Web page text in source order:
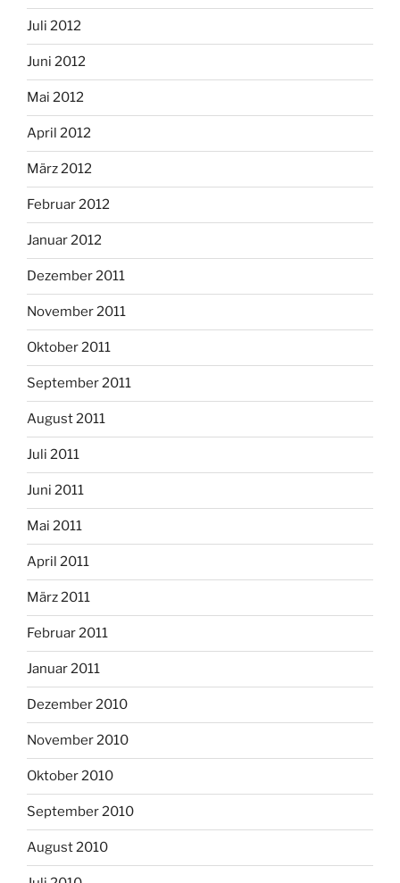
Juli 2012
Juni 2012
Mai 2012
April 2012
März 2012
Februar 2012
Januar 2012
Dezember 2011
November 2011
Oktober 2011
September 2011
August 2011
Juli 2011
Juni 2011
Mai 2011
April 2011
März 2011
Februar 2011
Januar 2011
Dezember 2010
November 2010
Oktober 2010
September 2010
August 2010